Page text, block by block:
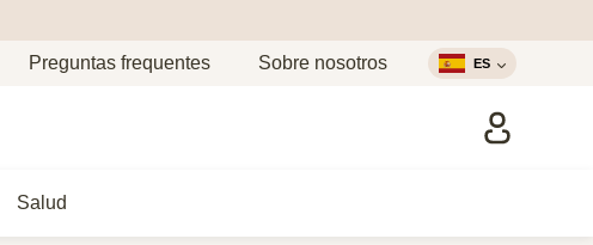
Preguntas frequentes Sobre nosotros ES
Salud